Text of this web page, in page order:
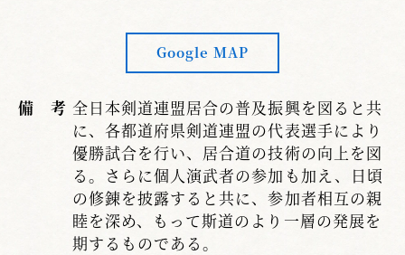
Google MAP
備 考 全日本剣道連盟居合の普及振興を図ると共
に、各都道府県剣道連盟の代表選手により
優勝試合を行い、居合道の技術の向上を図
る。さらに個人演武者の参加も加え、日頃
の修錬を披露すると共に、参加者相互の親
睦を深め、もって斯道のより一層の発展を
期するものである。